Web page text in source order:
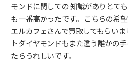
モンドに関しての 知識がありとて
も一番高かったです。 こちらの希
エルカフェさんで買取してもらい
トダイヤモンドもまた違う誰かの
たらうれしいです。